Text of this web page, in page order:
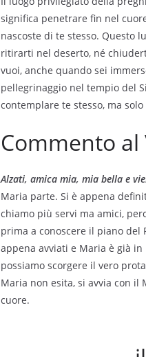
significa penetrare fin nel
nascoste di te stesso. Questo
ritirarti nel deserto, né
vuoi, anche quando sei
pellegrinaggio nel tempio del
contemplare te stesso, ma solo
Commento
Alzati, amica mia, mia bella e
Maria parte. Si è appena
chiamo più servi ma amici,
prima a conoscere il piano del
appena avviati e Maria è già
possiamo scorgere il vero
Maria non esita, si avvia con il
cuore.